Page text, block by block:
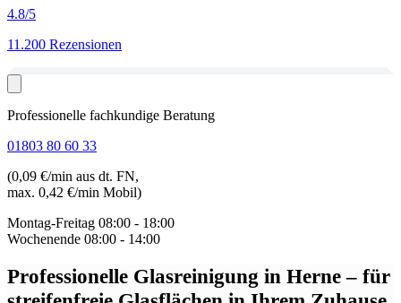
4.8/5
11.200 Rezensionen
Professionelle fachkundige Beratung
01803 80 60 33
(0,09 €/min aus dt. FN,
max. 0,42 €/min Mobil)
Montag-Freitag 08:00 - 18:00
Wochenende 08:00 - 14:00
Professionelle Glasreinigung in Herne– für